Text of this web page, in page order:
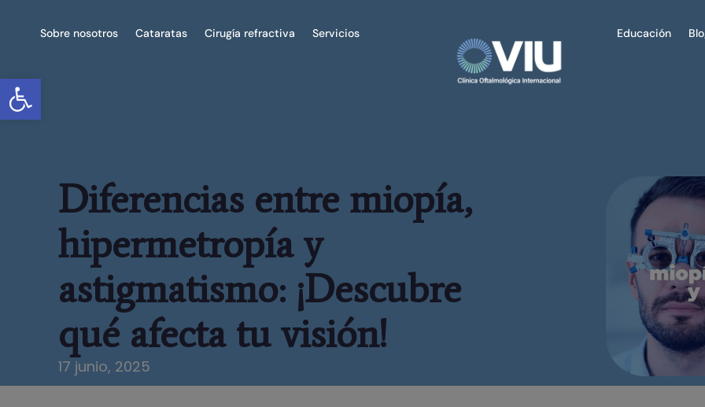
Abrir barra de herramientas
Sobre nosotros Cataratas Cirugía refractiva Servicios Educación
Diferencias entre miopía,
hipermetropía y
astigmatismo: ¡Descubre
qué afecta tu visión!
17 junio, 2025